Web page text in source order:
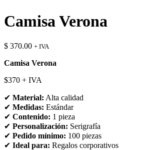
Camisa Verona
$ 370.00 + IVA
Camisa Verona
$370 + IVA
✔ Material: Alta calidad
✔ Medidas: Estándar
✔ Contenido: 1 pieza
✔ Personalización: Serigrafía
✔ Pedido mínimo: 100 piezas
✔ Ideal para: Regalos corporativos